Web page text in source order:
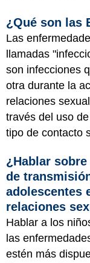
¿Qué son las
Las
llamadas
son infecciones
otra durante la
relaciones
través del uso
tipo de contacto
¿Hablar
de
adolescentes
relaciones
Hablar a los
las
estén más